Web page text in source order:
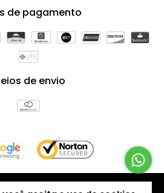
de pagamento
de envio
Comercio e Decoração LTDA -